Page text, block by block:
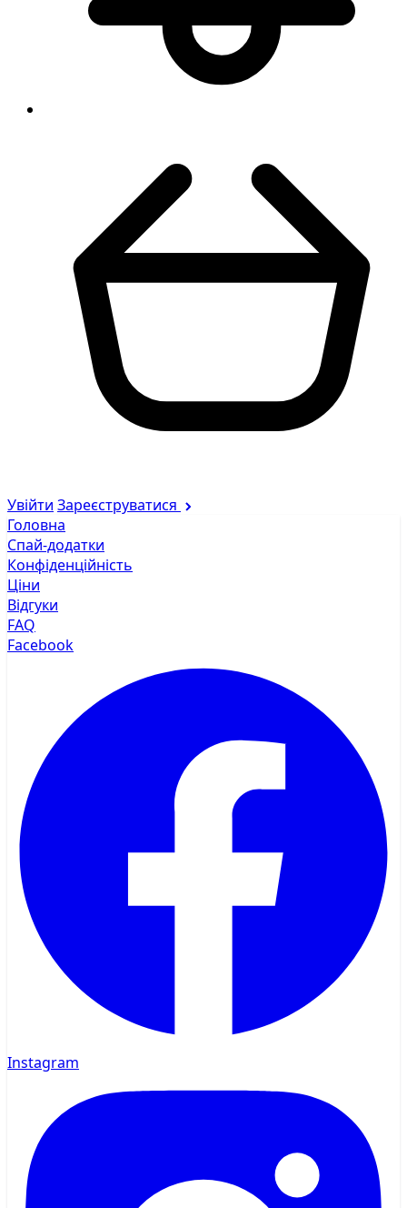
Увійти Зареєструватися
Головна
Спай-додатки
Конфіденційність
Ціни
Відгуки
FAQ
Facebook
Instagram